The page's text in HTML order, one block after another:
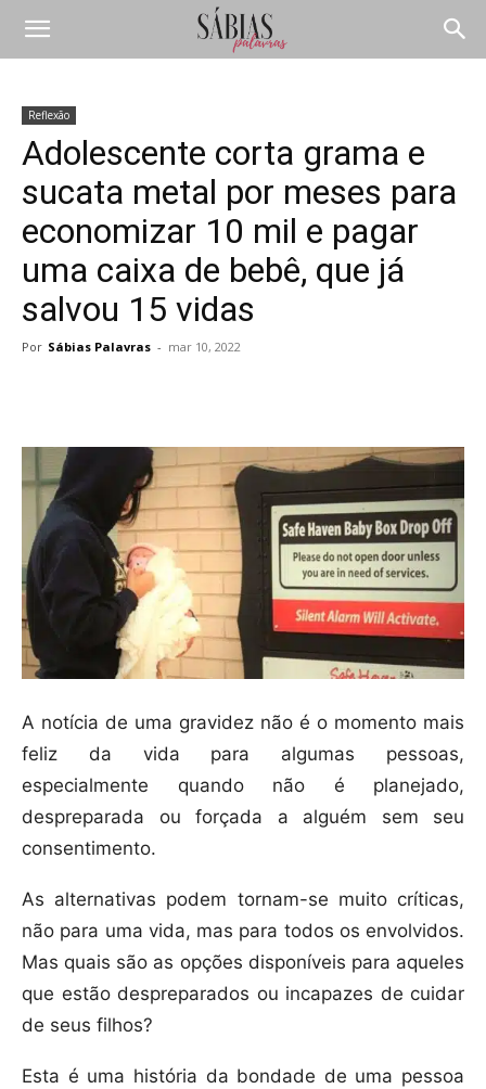
Reflexão
Adolescente corta grama e
sucata metal por meses para
economizar 10 mil e pagar
uma caixa de bebê, que já
salvou 15 vidas
Por Sábias Palavras - mar 10, 2022
A notícia de uma gravidez não é o momento mais
feliz da vida para algumas pessoas,
especialmente quando não é planejado,
despreparada ou forçada a alguém sem seu
consentimento.
As alternativas podem tornam-se muito críticas,
não para uma vida, mas para todos os envolvidos.
Mas quais são as opções disponíveis para aqueles
que estão despreparados ou incapazes de cuidar
de seus filhos?
Esta é uma história da bondade de uma pessoa